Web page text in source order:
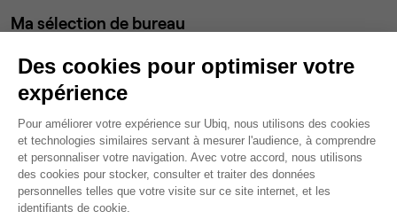
Ma sélection de bureau
4
1 118 €
Dispo
Modifier
Autres bureaux de cet espace :
Des cookies pour optimiser votre
expérience
Plateforme de Gestion du
Pour améliorer votre expérience sur Ubiq, nous utilisons des cookies
et technologies similaires servant à mesurer l'audience, à comprendre
et personnaliser votre navigation. Avec votre accord, nous utilisons
des cookies pour stocker, consulter et traiter des données
personnelles telles que votre visite sur ce site internet, et les
identifiants de cookie.